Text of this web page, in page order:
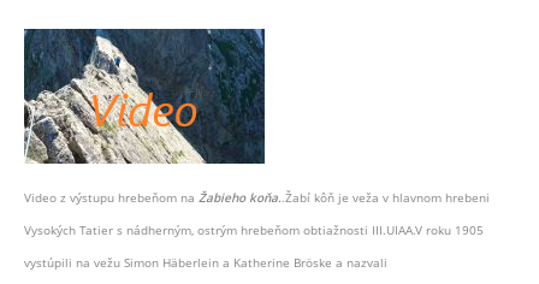
Video z výstupu hrebeňom na Žabieho koňa..Žabí kôň je veža v hlavnom hrebeni
Vysokých Tatier s nádherným, ostrým hrebeňom obtiažnosti III.UIAA.V roku 1905
vystúpili na vežu Simon Häberlein a Katherine Bröske a nazvali